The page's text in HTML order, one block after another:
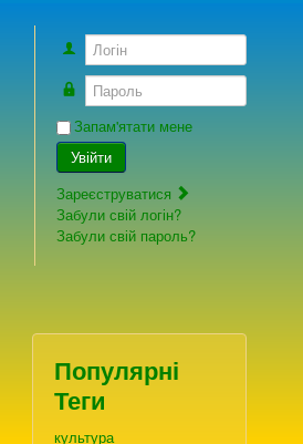
Логін
Пароль
Запам'ятати мене
Увійти
Зареєструватися
Забули свій логін?
Забули свій пароль?
Популярні
Теги
культура